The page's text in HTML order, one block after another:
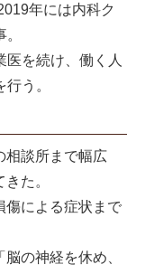
年には内科ク
医を続け、働く人
行う。
相談所まで幅広
た。
傷による症状まで
の神経を休め、